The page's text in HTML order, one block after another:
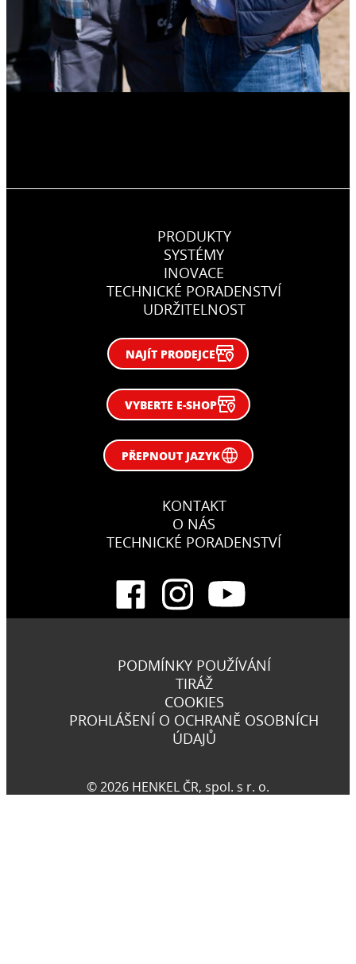
PRODUKTY
SYSTÉMY
INOVACE
TECHNICKÉ PORADENSTVÍ
UDRŽITELNOST
NAJÍT PRODEJCE
VYBERTE E-SHOP
PŘEPNOUT JAZYK
KONTAKT
O NÁS
TECHNICKÉ PORADENSTVÍ
PODMÍNKY POUŽÍVÁNÍ
TIRÁŽ
COOKIES
PROHLÁŠENÍ O OCHRANĚ OSOBNÍCH
ÚDAJŮ
© 2026 HENKEL ČR, spol. s r. o.